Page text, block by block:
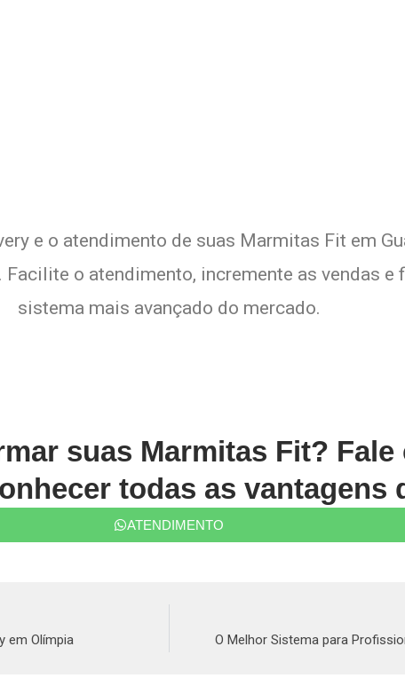
e o atendimento de suas Marmitas Fit em
o atendimento, incremente as vendas
sistema mais avançado do mercado.
suas Marmitas Fit? Fale
todas as vantagens
ATENDIMENTO
em Olímpia
O Melhor Sistema para